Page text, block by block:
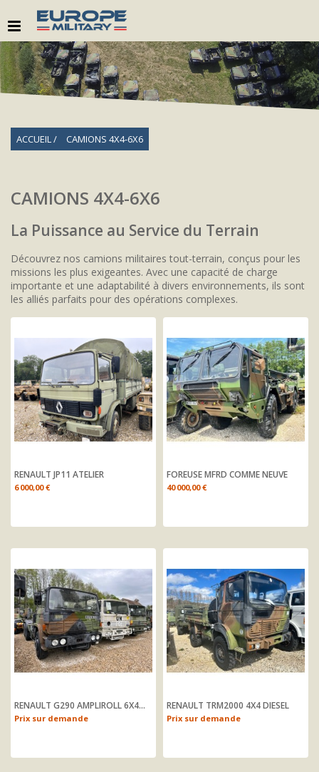
ACCUEIL CAMIONS 4X4-6X6
CAMIONS 4X4-6X6
La Puissance au Service du Terrain
Découvrez nos camions militaires tout-terrain, conçus pour les
missions les plus exigeantes. Avec une capacité de charge
importante et une adaptabilité à divers environnements, ils sont
les alliés parfaits pour des opérations complexes.
RENAULT JP11 ATELIER
Prix
6 000,00 €
FOREUSE MFRD COMME NEUVE
Prix
40 000,00 €
RENAULT G290 AMPLIROLL 6X4...
Prix sur demande
RENAULT TRM2000 4X4 DIESEL
Prix sur demande